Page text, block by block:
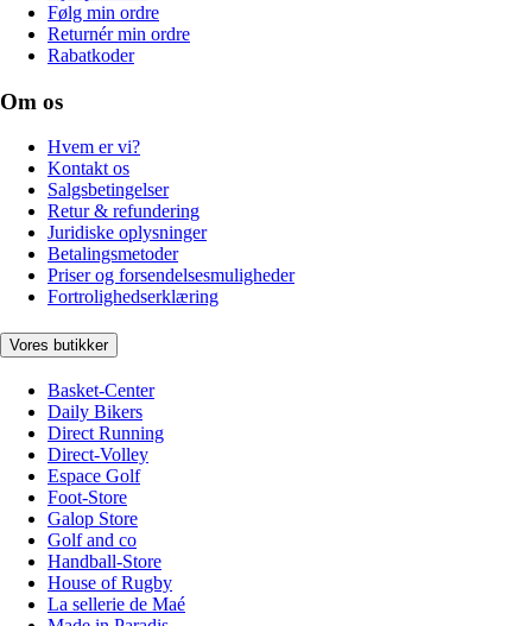
Følg min ordre
Returnér min ordre
Rabatkoder
Om os
Hvem er vi?
Kontakt os
Salgsbetingelser
Retur & refundering
Juridiske oplysninger
Betalingsmetoder
Priser og forsendelsesmuligheder
Fortrolighedserklæring
Vores butikker
Basket-Center
Daily Bikers
Direct Running
Direct-Volley
Espace Golf
Foot-Store
Galop Store
Golf and co
Handball-Store
House of Rugby
La sellerie de Maé